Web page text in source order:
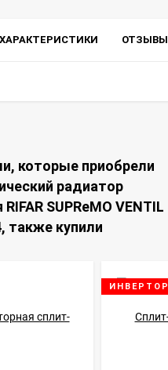
ХАРАКТЕРИСТИКИ ОТЗЫВЫ
которые приобрели
радиатор
SUPReMO VENTIL
также купили
ИНВЕРТОР